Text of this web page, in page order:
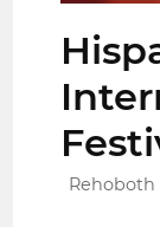
Rehoboth